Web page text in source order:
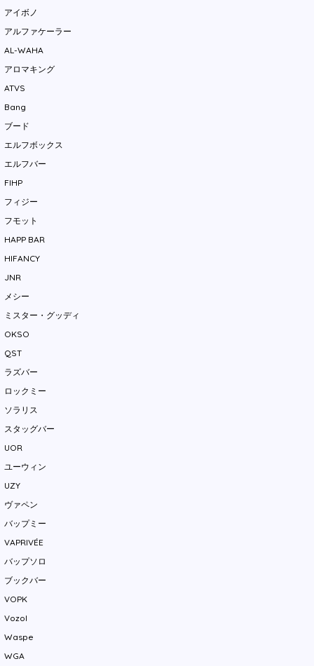
アイボノ
アルファケーラー
AL-WAHA
アロマキング
ATVS
Bang
ブード
エルフボックス
エルフバー
FIHP
フィジー
フモット
HAPP BAR
HIFANCY
JNR
メシー
ミスター・グッディ
OKSO
QST
ラズバー
ロックミー
ソラリス
スタッグバー
UOR
ユーウィン
UZY
ヴァペン
バップミー
VAPRIVÉE
バップソロ
ブックバー
VOPK
Vozol
Waspe
WGA